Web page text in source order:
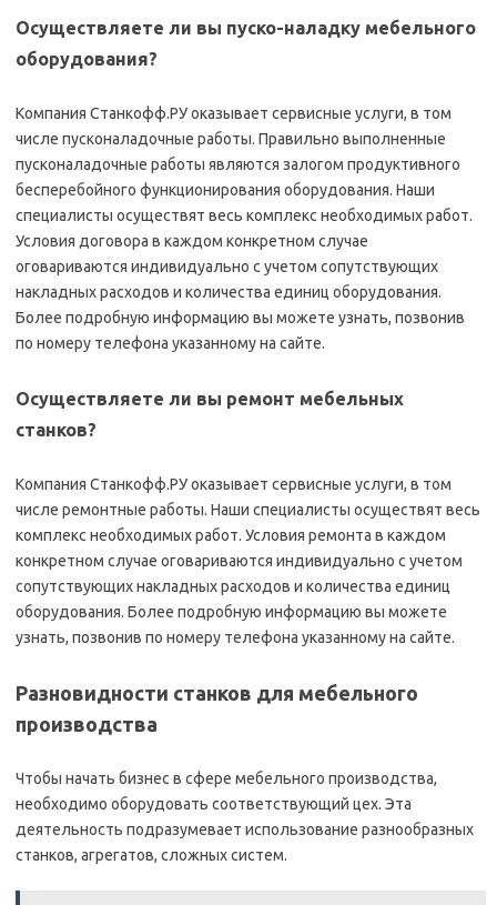
Осуществляете ли вы пуско-наладку мебельного
оборудования?
Компания Станкофф.РУ оказывает сервисные услуги, в том
числе пусконаладочные работы. Правильно выполненные
пусконаладочные работы являются залогом продуктивного
бесперебойного функционирования оборудования. Наши
специалисты осуществят весь комплекс необходимых работ.
Условия договора в каждом конкретном случае
оговариваются индивидуально с учетом сопутствующих
накладных расходов и количества единиц оборудования.
Более подробную информацию вы можете узнать, позвонив
по номеру телефона указанному на сайте.
Осуществляете ли вы ремонт мебельных
станков?
Компания Станкофф.РУ оказывает сервисные услуги, в том
числе ремонтные работы. Наши специалисты осуществят весь
комплекс необходимых работ. Условия ремонта в каждом
конкретном случае оговариваются индивидуально с учетом
сопутствующих накладных расходов и количества единиц
оборудования. Более подробную информацию вы можете
узнать, позвонив по номеру телефона указанному на сайте.
Разновидности станков для мебельного
производства
Чтобы начать бизнес в сфере мебельного производства,
необходимо оборудовать соответствующий цех. Эта
деятельность подразумевает использование разнообразных
станков, агрегатов, сложных систем.